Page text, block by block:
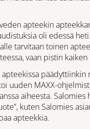
apteekin
oli edessä
tarvitaan toinen
vaan pistin
uuden MAXX-
aiheesta.
kuten Salomies
apteekkia.